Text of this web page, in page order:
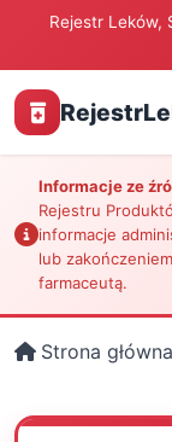
Rejestr Leków,
Informacje ze
Rejestru
informacje
lub
farmaceutą.
Strona główna